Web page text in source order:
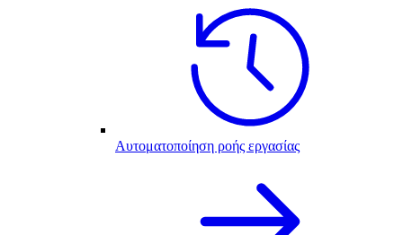
Αυτοματοποίηση ροής εργασίας